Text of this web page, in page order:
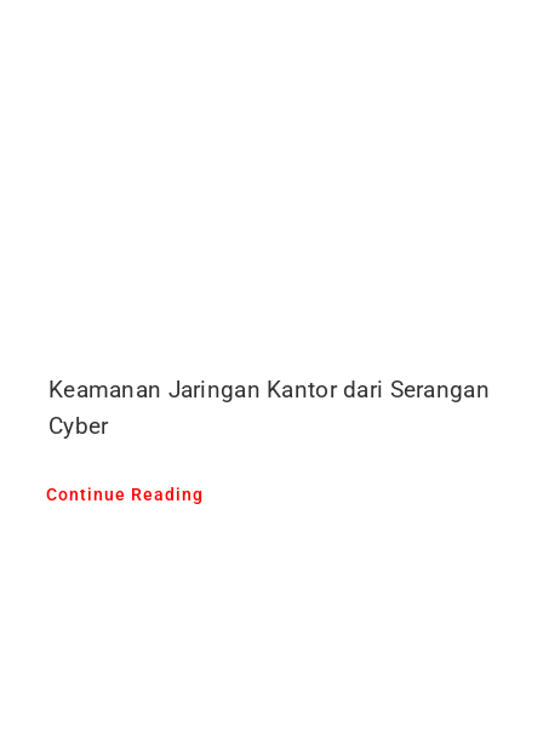
Keamanan Jaringan Kantor dari Serangan
Cyber
Continue Reading